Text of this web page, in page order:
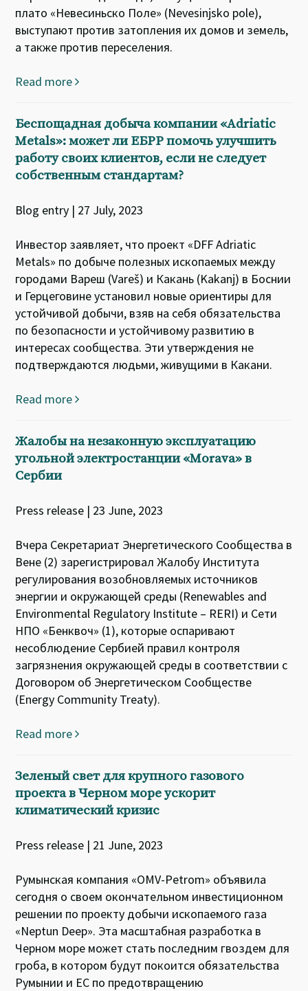
плато «Невесиньско Поле» (Nevesinjsko pole),
выступают против затопления их домов и земель,
а также против переселения.
Read more
Беспощадная добыча компании «Adriatic
Metals»: может ли ЕБРР помочь улучшить
работу своих клиентов, если не следует
собственным стандартам?
Blog entry | 27 July, 2023
Инвестор заявляет, что проект «DFF Adriatic
Metals» по добыче полезных ископаемых между
городами Вареш (Vareš) и Какань (Kakanj) в Боснии
и Герцеговине установил новые ориентиры для
устойчивой добычи, взяв на себя обязательства
по безопасности и устойчивому развитию в
интересах сообщества. Эти утверждения не
подтверждаются людьми, живущими в Какани.
Read more
Жалобы на незаконную эксплуатацию
угольной электростанции «Morava» в
Сербии
Press release | 23 June, 2023
Вчера Секретариат Энергетического Сообщества в
Вене (2) зарегистрировал Жалобу Института
регулирования возобновляемых источников
энергии и окружающей среды (Renewables and
Environmental Regulatory Institute – RERI) и Сети
НПО «Бенквоч» (1), которые оспаривают
несоблюдение Сербией правил контроля
загрязнения окружающей среды в соответствии с
Договором об Энергетическом Сообществе
(Energy Community Treaty).
Read more
Зеленый свет для крупного газового
проекта в Черном море ускорит
климатический кризис
Press release | 21 June, 2023
Румынская компания «OMV-Petrom» объявила
сегодня о своем окончательном инвестиционном
решении по проекту добычи ископаемого газа
«Neptun Deep». Эта масштабная разработка в
Черном море может стать последним гвоздем для
гроба, в котором будут покоится обязательства
Румынии и ЕС по предотвращению